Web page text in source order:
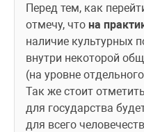
Перед тем, как
отмечу, что на
наличие культурных
внутри некоторой
(на уровне
Так же стоит
для государства
для всего